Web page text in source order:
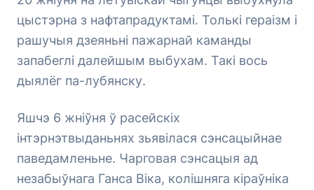
цыстэрна з нафтапрадуктамі. Толькі гераізм і
рашучыя дзеяньні пажарнай каманды
запабеглі далейшым выбухам. Такі вось
дыялёг па-лубянску.
Яшчэ 6 жніўня ў расейскіх
інтэрнэтвыданьнях зьявілася сэнсацыйнае
паведамленьне. Чарговая сэнсацыя ад
незабыўнага Ганса Віка, колішняга кіраўніка